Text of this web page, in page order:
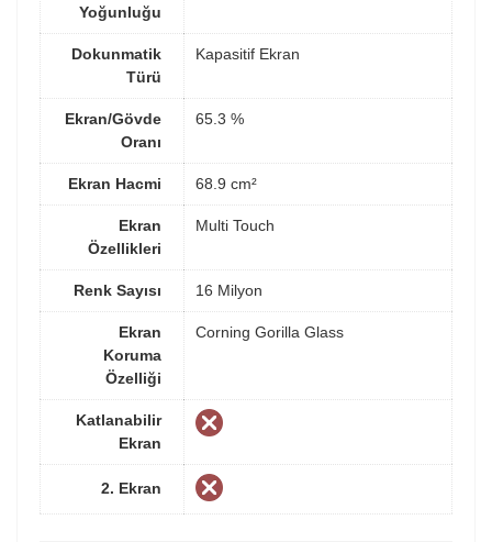
Yoğunluğu
Dokunmatik
Türü
Kapasitif Ekran
Ekran/Gövde
Oranı
65.3 %
Ekran Hacmi 68.9 cm²
Ekran
Özellikleri
Multi Touch
Renk Sayısı 16 Milyon
Ekran
Koruma
Özelliği
Corning Gorilla Glass
Katlanabilir
Ekran
2. Ekran